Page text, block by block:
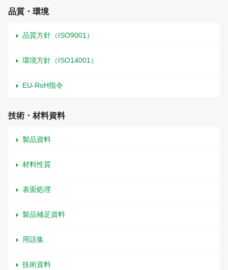
品質・環境
品質方針（ISO9001）
環境方針（ISO14001）
EU-RoH指令
技術・材料資料
製品資料
材料性質
表面処理
製品補足資料
用語集
技術資料